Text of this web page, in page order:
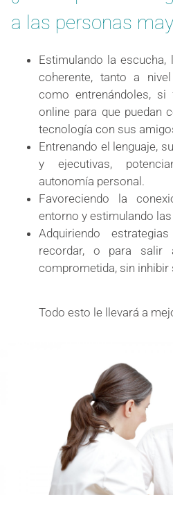
a las personas
Estimulando la escucha,
coherente, tanto a
como entrenándoles,
online para que puedan
tecnología con sus
Entrenando el lenguaje,
y ejecutivas,
autonomía personal.
Favoreciendo la
entorno y estimulando
Adquiriendo
recordar, o para salir
comprometida, sin inhibir
Todo esto le llevará a